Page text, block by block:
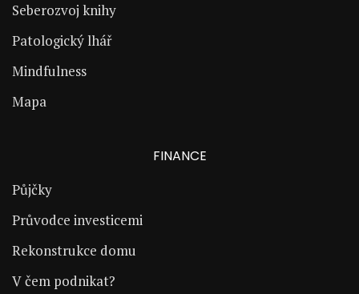
Seberozvoj knihy
Patologický lhář
Mindfulness
Mapa
FINANCE
Půjčky
Průvodce investicemi
Rekonstrukce domu
V čem podnikat?